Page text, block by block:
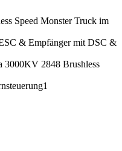
Speed Monster Truck im
& Empfänger mit DSC &
2848 Brushless
1